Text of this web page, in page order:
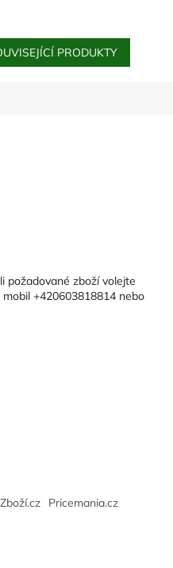
PRODUKTY
požadované zboží volejte
+420603818814 nebo
Pricemania.cz